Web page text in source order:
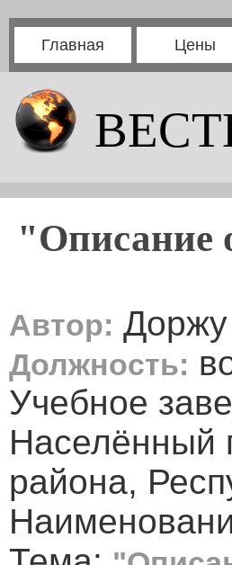
Главная Цены
"Описание
Автор:
Должность:
Учебное
Населённый
района,